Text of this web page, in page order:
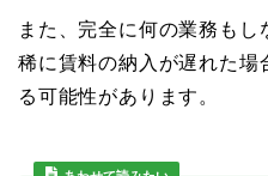
また、完全に何の業務もし
稀に賃料の納入が遅れた場
る可能性があります。